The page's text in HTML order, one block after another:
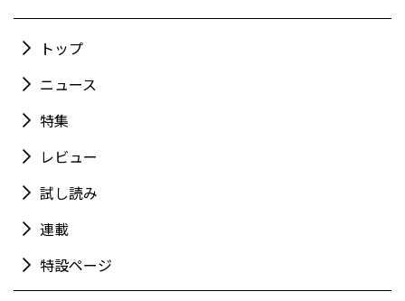
トップ
ニュース
特集
レビュー
試し読み
連載
特設ページ